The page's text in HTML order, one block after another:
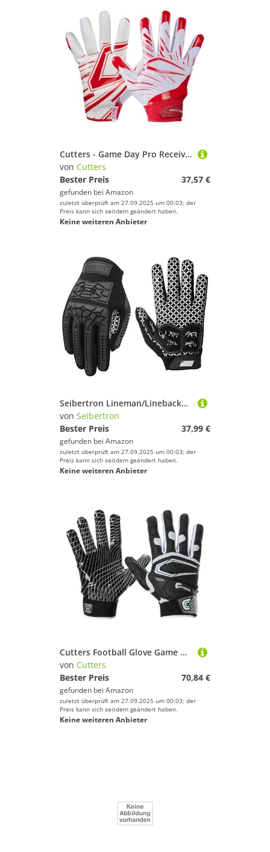
Cutters - Game Day Pro Receiver Handschuhe, Weiß/Rot, Größe M
von Cutters
Bester Preis
37,57 €
gefunden bei Amazon
zuletzt überprüft am 27.09.2025 um 00:03; der
Preis kann sich seitdem geändert haben.
Keine weiteren Anbieter
Seibertron Lineman/Linebacker Handschuhe 2.0 Padded Palm American Football Receiver Gloves, Flexibler TPR-Aufprallschutz Back of Hand Handschuhe Erwachsener Sizes Black XXL
von Seibertron
Bester Preis
37,99 €
gefunden bei Amazon
zuletzt überprüft am 27.09.2025 um 00:03; der
Preis kann sich seitdem geändert haben.
Keine weiteren Anbieter
Cutters Football Glove Game Day Receiver, Silikon-Grip-Handschuh für Empfänger, Erwachsenen- und Jugendgrößen (Erwachsene - L/XL, Schwarz)
von Cutters
Bester Preis
70,84 €
gefunden bei Amazon
zuletzt überprüft am 27.09.2025 um 00:03; der
Preis kann sich seitdem geändert haben.
Keine weiteren Anbieter